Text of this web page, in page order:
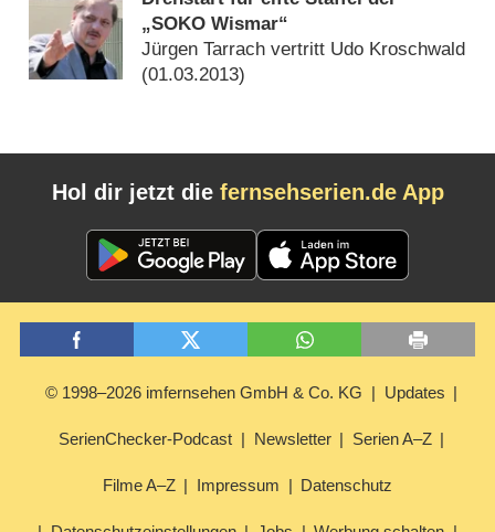
„SOKO Wismar“
Jürgen Tarrach vertritt Udo Kroschwald
(01.03.2013)
Hol dir jetzt die fernsehserien.de App
© 1998–2026 imfernsehen GmbH & Co. KG Updates
SerienChecker-Podcast Newsletter Serien A–Z
Filme A–Z Impressum Datenschutz